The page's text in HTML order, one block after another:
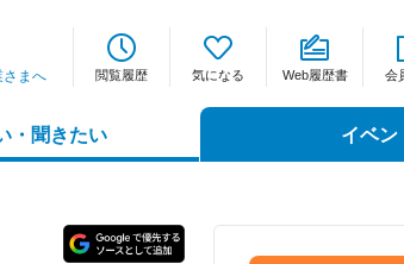
閲覧履歴 気になる Web履歴書 会
さまへ
・聞きたい イベン